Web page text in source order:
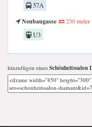
57A
Neubaugasse
230 meter
U3
hinzufügen eines Schönheitssalon